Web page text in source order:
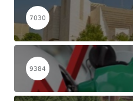
7030
9384